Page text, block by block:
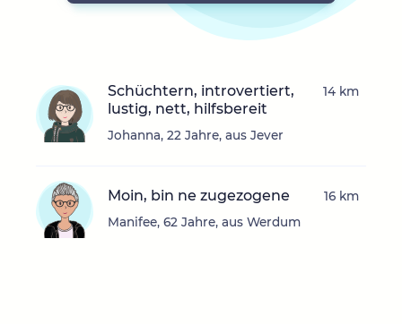
Schüchtern, introvertiert,
lustig, nett, hilfsbereit
Johanna, 22 Jahre, aus Jever
14 km
Moin, bin ne zugezogene
Manifee, 62 Jahre, aus Werdum
16 km